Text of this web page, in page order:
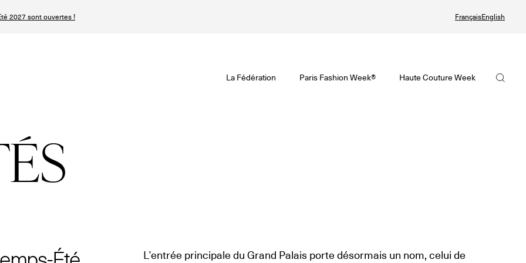
2027 sont ouvertes ! FrançaisEnglish
La Fédération Paris Fashion Week® Haute Couture Week
L’entrée principale du Grand Palais porte désormais un nom, celui de